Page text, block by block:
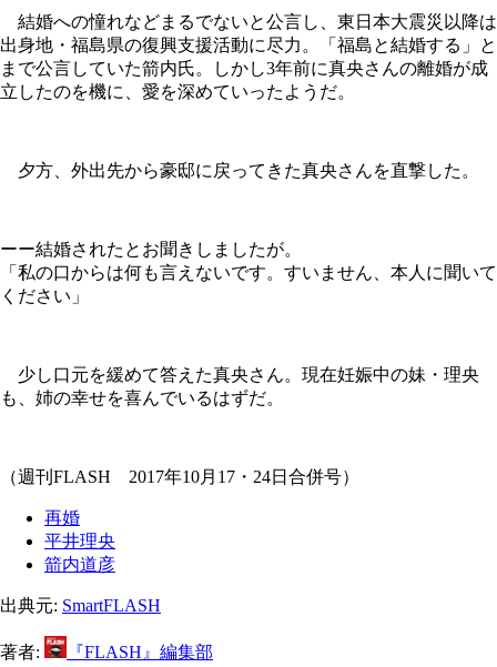
結婚への憧れなどまるでないと公言し、東日本大震災以降は
出身地・福島県の復興支援活動に尽力。「福島と結婚する」と
まで公言していた箭内氏。しかし3年前に真央さんの離婚が成
立したのを機に、愛を深めていったようだ。
夕方、外出先から豪邸に戻ってきた真央さんを直撃した。
ーー結婚されたとお聞きしましたが。
「私の口からは何も言えないです。すいません、本人に聞いて
ください」
少し口元を緩めて答えた真央さん。現在妊娠中の妹・理央
も、姉の幸せを喜んでいるはずだ。
（週刊FLASH 2017年10月17・24日合併号）
再婚
平井理央
箭内道彦
出典元: SmartFLASH
著者: 『FLASH』編集部